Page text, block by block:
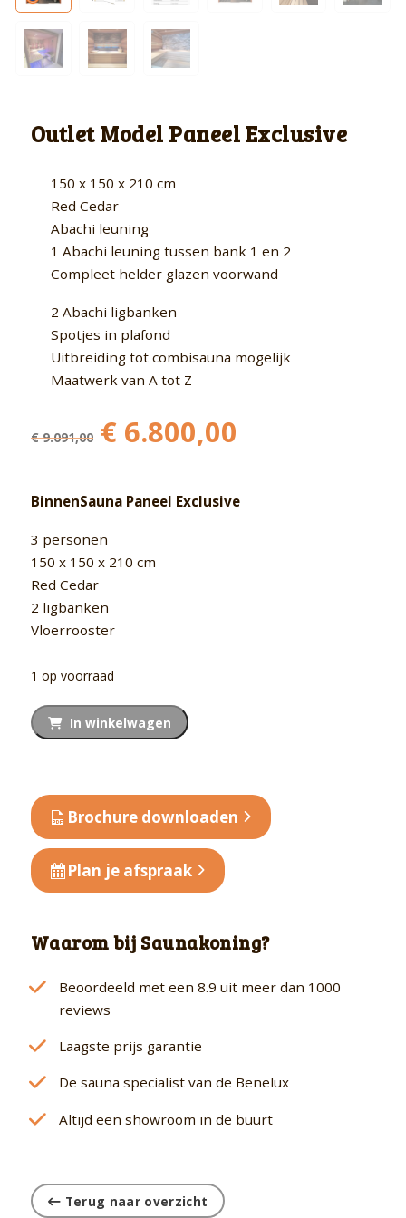
Outlet Model Paneel Exclusive
150 x 150 x 210 cm
Red Cedar
Abachi leuning
1 Abachi leuning tussen bank 1 en 2
Compleet helder glazen voorwand
2 Abachi ligbanken
Spotjes in plafond
Uitbreiding tot combisauna mogelijk
Maatwerk van A tot Z
€9.091,00 Oorspronkelijke
prijs
€ 9.091,00.
€ 6.800,00
€ 6.800,00.
BinnenSauna Paneel Exclusive
3 personen
150 x 150 x 210 cm
Red Cedar
2 ligbanken
Vloerrooster
1 op voorraad
Outlet
Model
aantal
In winkelwagen
Brochure downloaden
Plan je afspraak
Waarom bij Saunakoning?
Beoordeeld met een 8.9 uit meer dan 1000
reviews
Laagste prijs garantie
De sauna specialist van de Benelux
Altijd een showroom in de buurt
Terug naar overzicht